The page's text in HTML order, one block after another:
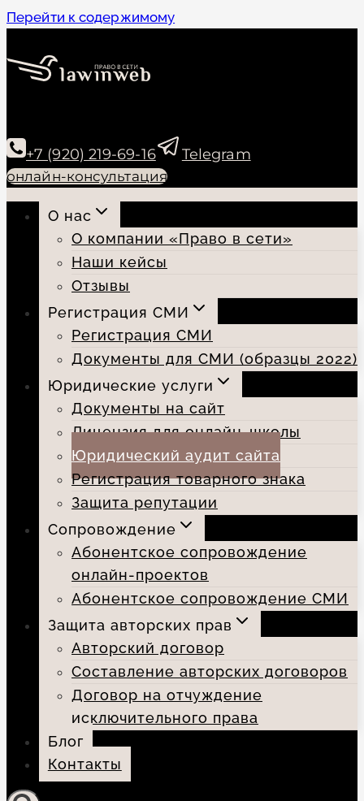
Перейти к содержимому
+7 (920) 219-69-16 Telegram
онлайн-консультация
О нас
О компании «Право в сети»
Наши кейсы
Отзывы
Регистрация СМИ
Регистрация СМИ
Документы для СМИ (образцы 2022)
Юридические услуги
Документы на сайт
Лицензия для онлайн-школы
Юридический аудит сайта
Регистрация товарного знака
Защита репутации
Сопровождение
Абонентское сопровождение
онлайн-проектов
Абонентское сопровождение СМИ
Защита авторских прав
Авторский договор
Составление авторских договоров
Договор на отчуждение
исключительного права
Блог
Контакты